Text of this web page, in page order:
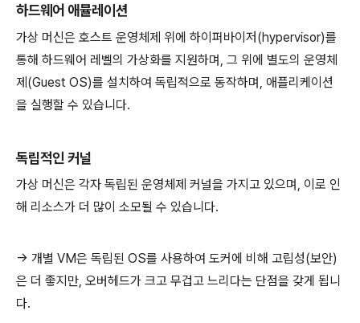
하드웨어 애뮬레이션
가상 머신은 호스트 운영체제 위에 하이퍼바이저(hypervisor)를
통해 하드웨어 레벨의 가상화를 지원하며, 그 위에 별도의 운영체
제(Guest OS)를 설치하여 독립적으로 동작하며, 애플리케이션
을 실행할 수 있습니다.
독립적인 커널
가상 머신은 각자 독립된 운영체제 커널을 가지고 있으며, 이로 인
해 리소스가 더 많이 소모될 수 있습니다.
-> 개별 VM은 독립된 OS를 사용하여 도커에 비해 고립성(보안)
은 더 좋지만, 오버헤드가 크고 무겁고 느리다는 단점을 갖게 됩니
다.